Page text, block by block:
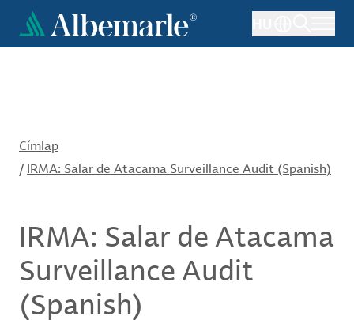
Ugrás
tartalomra
Címlap
/ IRMA: Salar de Atacama Surveillance Audit (Spanish)
IRMA: Salar de Atacama
Surveillance Audit
(Spanish)